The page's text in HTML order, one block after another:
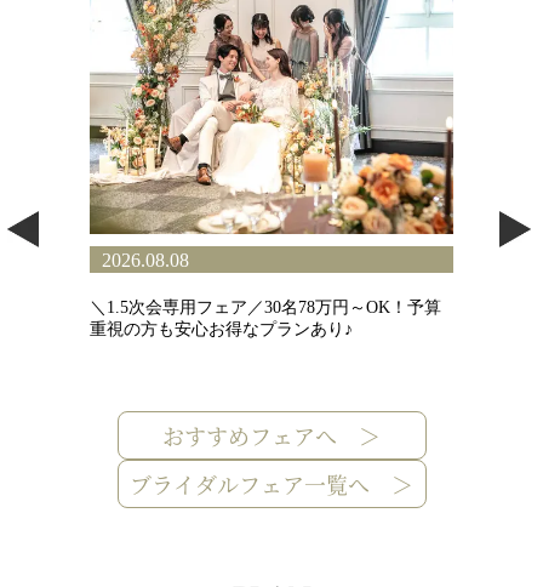
2026.08.08
＼1.5次会専用フェア／30名78万円～OK！予算
重視の方も安心お得なプランあり♪
おすすめフェアへ ＞
ブライダルフェア一覧へ ＞